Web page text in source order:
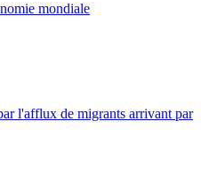
mondiale
l'afflux de migrants arrivant par